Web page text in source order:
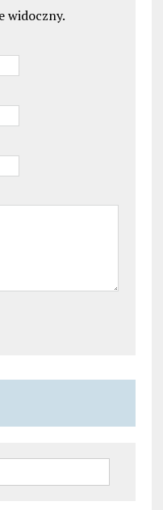
widoczny.